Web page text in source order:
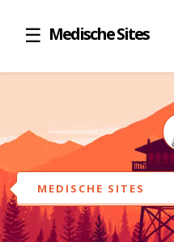
Medische Sites
MEDISCHE SITES